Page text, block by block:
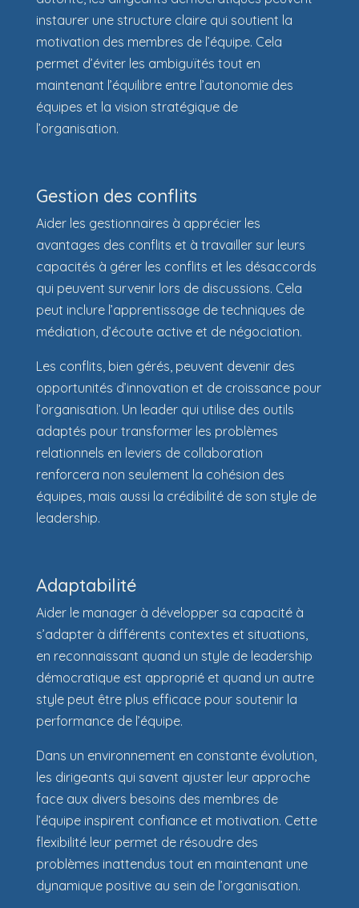
instaurer une structure claire qui soutient la
motivation des membres de l’équipe. Cela
permet d’éviter les ambiguïtés tout en
maintenant l’équilibre entre l’autonomie des
équipes et la vision stratégique de
l’organisation.
Gestion des conflits
Aider les gestionnaires à apprécier les
avantages des conflits et à travailler sur leurs
capacités à gérer les conflits et les désaccords
qui peuvent survenir lors de discussions. Cela
peut inclure l’apprentissage de techniques de
médiation, d’écoute active et de négociation.
Les conflits, bien gérés, peuvent devenir des
opportunités d’innovation et de croissance pour
l’organisation. Un leader qui utilise des outils
adaptés pour transformer les problèmes
relationnels en leviers de collaboration
renforcera non seulement la cohésion des
équipes, mais aussi la crédibilité de son style de
leadership.
Adaptabilité
Aider le manager à développer sa capacité à
s’adapter à différents contextes et situations,
en reconnaissant quand un style de leadership
démocratique est approprié et quand un autre
style peut être plus efficace pour soutenir la
performance de l’équipe.
Dans un environnement en constante évolution,
les dirigeants qui savent ajuster leur approche
face aux divers besoins des membres de
l’équipe inspirent confiance et motivation. Cette
flexibilité leur permet de résoudre des
problèmes inattendus tout en maintenant une
dynamique positive au sein de l’organisation.